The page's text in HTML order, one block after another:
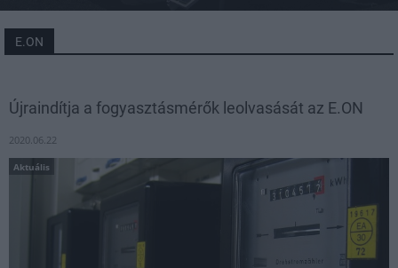
E.ON
Újraindítja a fogyasztásmérők leolvasását az E.ON
2020.06.22
Aktuális